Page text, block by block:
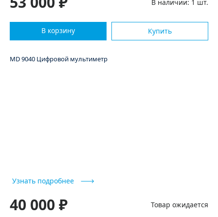
В наличии: 1 шт.
В корзину Купить
MD 9040 Цифровой мультиметр
Узнать подробнее
40 000 ₽ Товар ожидается